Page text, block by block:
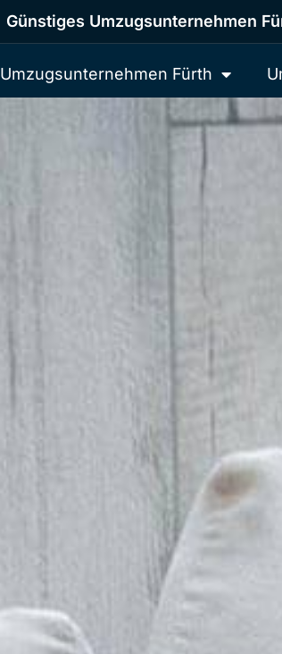
Günstiges Umzugsunternehmen
Umzugsunternehmen Fürth